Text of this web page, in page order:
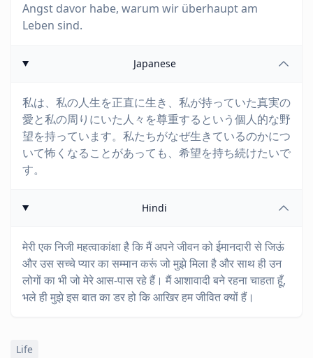
Angst davor habe, warum wir überhaupt am
Leben sind.
Japanese
私は、私の人生を正直に生き、私が持っていた真実の
愛と私の周りにいた人々を尊重するという個人的な野
望を持っています。私たちがなぜ生きているのかにつ
いて怖くなることがあっても、希望を持ち続けたいで
す。
Hindi
मेरी एक निजी महत्वाकांक्षा है कि मैं अपने जीवन को ईमानदारी से जिऊं
और उस सच्चे प्यार का सम्मान करूं जो मुझे मिला है और साथ ही उन
लोगों का भी जो मेरे आस-पास रहे हैं। मैं आशावादी बने रहना चाहता हूँ,
भले ही मुझे इस बात का डर हो कि आखिर हम जीवित क्यों हैं।
Life